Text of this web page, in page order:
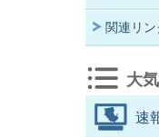
関連リ
大
速